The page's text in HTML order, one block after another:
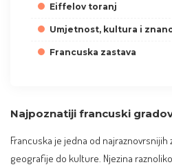
Eiffelov toranj
Umjetnost, kultura i
Francuska zastava
Najpoznatiji francuski
Francuska je jedna od najraznovrsnijih
geografije do kulture. Njezina